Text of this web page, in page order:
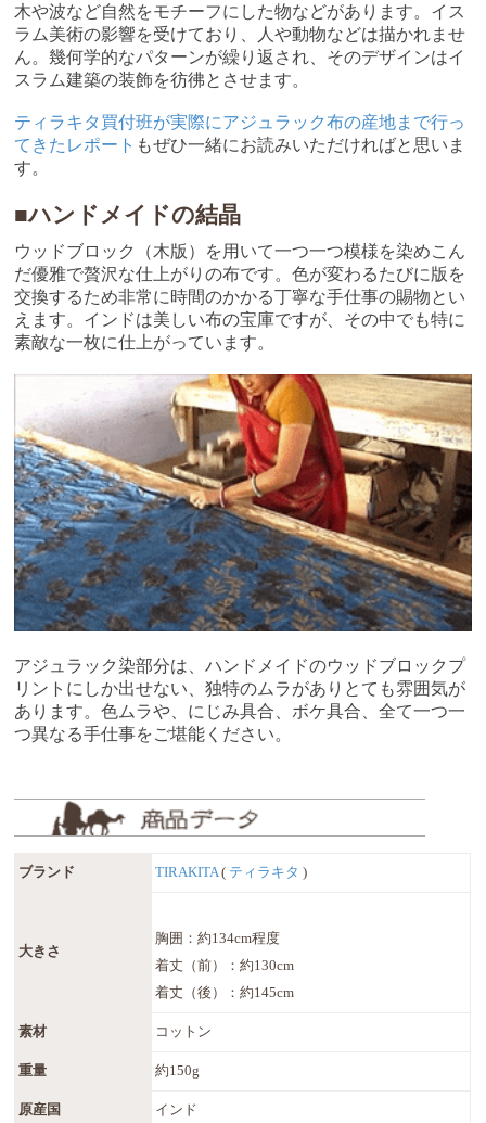
木や波など自然をモチーフにした物などがあります。イス
ラム美術の影響を受けており、人や動物などは描かれませ
ん。幾何学的なパターンが繰り返され、そのデザインはイ
スラム建築の装飾を彷彿とさせます。
ティラキタ買付班が実際にアジュラック布の産地まで行っ
てきたレポート もぜひ一緒にお読みいただければと思いま
す。
■ハンドメイドの結晶
ウッドブロック（木版）を用いて一つ一つ模様を染めこん
だ優雅で贅沢な仕上がりの布です。色が変わるたびに版を
交換するため非常に時間のかかる丁寧な手仕事の賜物とい
えます。インドは美しい布の宝庫ですが、その中でも特に
素敵な一枚に仕上がっています。
アジュラック染部分は、ハンドメイドのウッドブロックプ
リントにしか出せない、独特のムラがありとても雰囲気が
あります。色ムラや、にじみ具合、ボケ具合、全て一つ一
つ異なる手仕事をご堪能ください。
ブランド TIRAKITA( ティラキタ )
大きさ
胸囲：約134cm程度
着丈（前）：約130cm
着丈（後）：約145cm
素材 コットン
重量 約150g
原産国 インド